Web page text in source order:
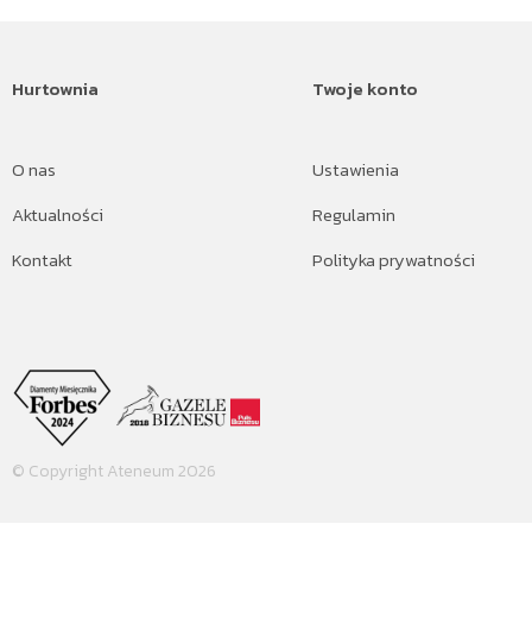
Hurtownia
O nas
Aktualności
Kontakt
Twoje konto
Ustawienia
Regulamin
Polityka prywatności
© Copyright Ateneum 2026